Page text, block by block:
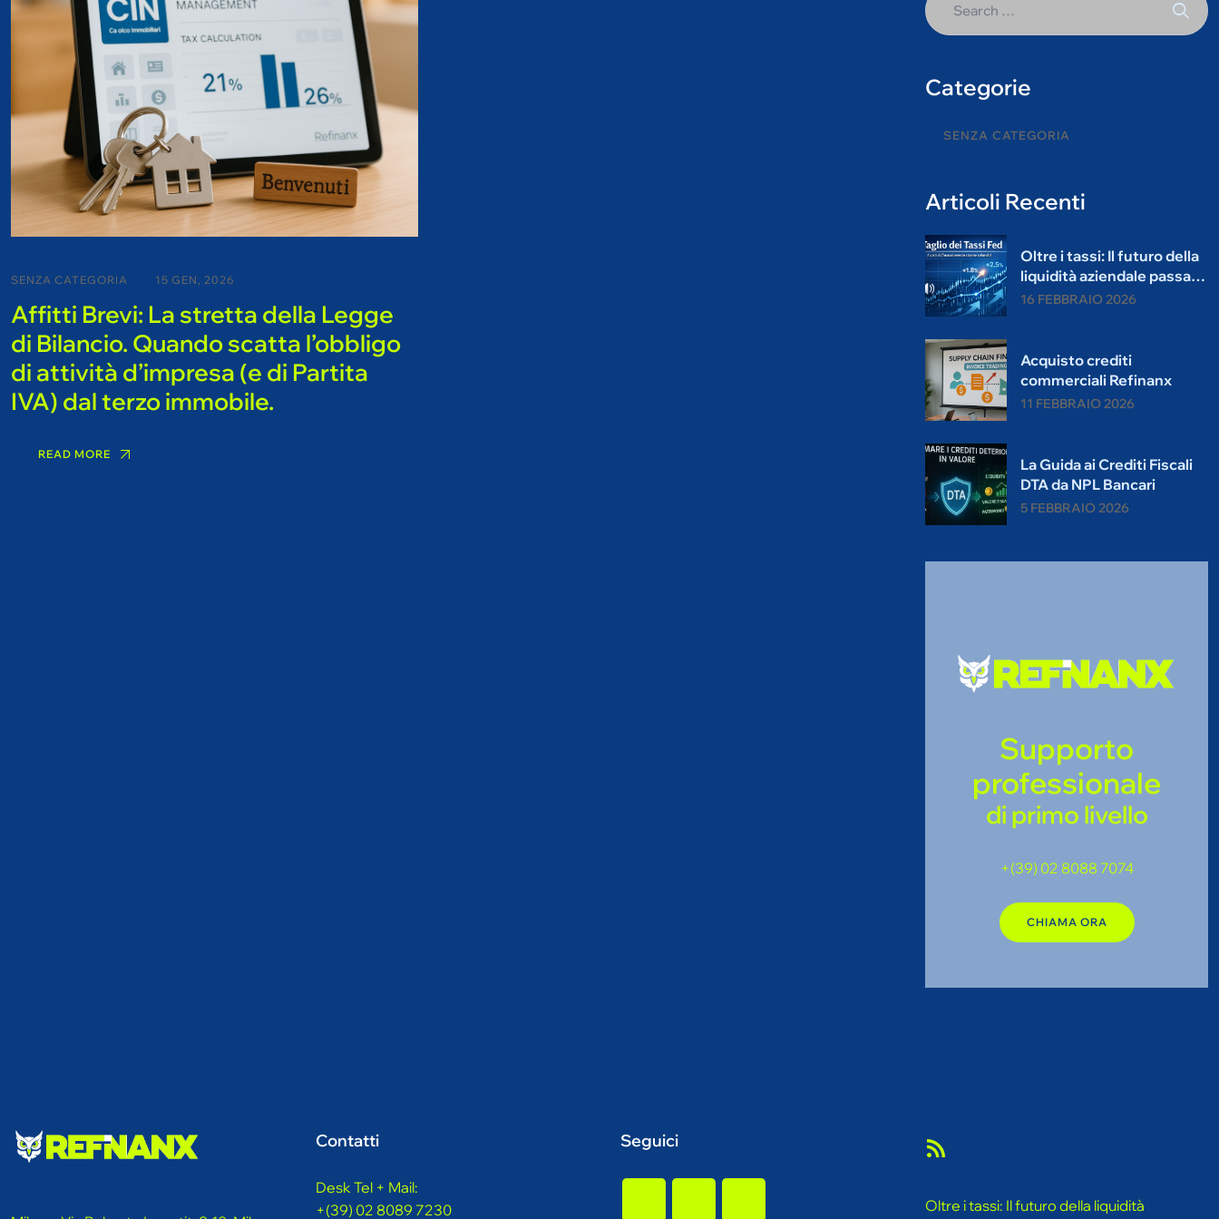
SENZA CATEGORIA 15 GEN, 2026
Affitti Brevi: La stretta della Legge
di Bilancio. Quando scatta l’obbligo
di attività d’impresa (e di Partita
IVA) dal terzo immobile.
READ MORE
Categorie
SENZA CATEGORIA
Articoli Recenti
Oltre i tassi: Il futuro della
liquidità aziendale passa
per l’acquisto crediti.
16 FEBBRAIO 2026
Acquisto crediti
commerciali Refinanx
11 FEBBRAIO 2026
La Guida ai Crediti Fiscali
DTA da NPL Bancari
5 FEBBRAIO 2026
Supporto
professionale
di primo livello
+(39) 02 8088 7074
CHIAMA ORA
Contatti
Desk Tel + Mail:
+(39) 02 8089 7230
Seguici
Oltre i tassi: Il futuro della liquidità